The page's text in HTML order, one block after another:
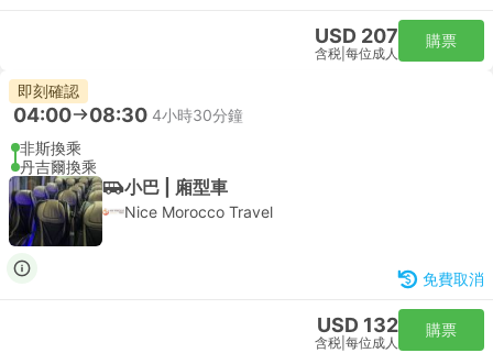
USD 207
含税 每位成人
購票
即刻確認
04:00 08:30 4小時30分鐘
非斯換乘
丹吉爾換乘
小巴 | 廂型車
Nice Morocco Travel
免費取消
USD 132
含税 每位成人
購票